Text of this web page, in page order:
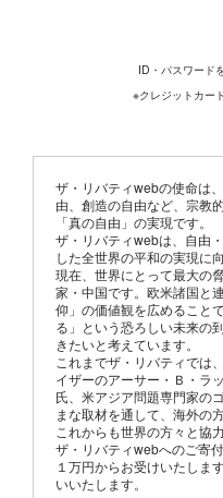
ID・パスワード
※クレジットカー
ザ・リバティwebの使命は
由、創造の自由など、宗教
「真の自由」の実現です。
ザ・リバティwebは、自由
した全世界の平和の実現に
現在、世界にとって最大の
家・中国です。欧米諸国と
仰」の価値観を広めること
る」という恐ろしい未来の
きたいと考えています。
これまでザ・リバティでは
イザーのアーサー・Ｂ・ラ
氏、米アジア問題専門家の
まな取材を通して、海外の
これからも世界の方々と協
ザ・リバティwebへのご寄
１万円からお受けいたしま
いいたします。